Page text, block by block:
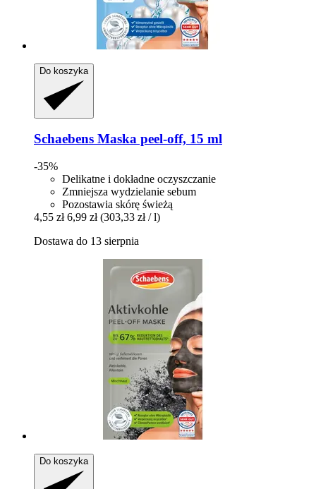
Do koszyka
Schaebens Maska peel-​off, 15 ml
-35%
Delikatne i dokładne oczyszczanie
Zmniejsza wydzielanie sebum
Pozostawia skórę świeżą
4,55 zł 6,99 zł (303,33 zł / l)
Dostawa do 13 sierpnia
Do koszyka